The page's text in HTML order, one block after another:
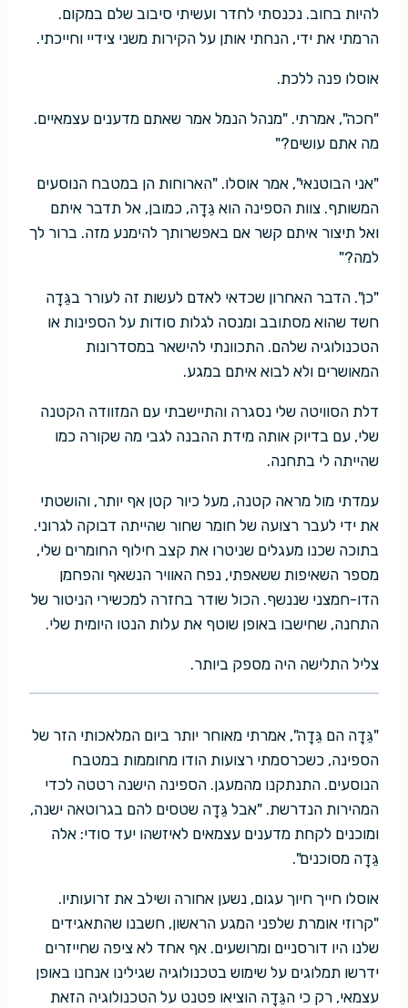
להיות בחוב. נכנסתי לחדר ועשיתי סיבוב שלם במקום.
הרמתי את ידי, הנחתי אותן על הקירות משני צידיי וחייכתי.
אוסלו פנה ללכת.
"חכה", אמרתי. "מנהל הנמל אמר שאתם מדענים עצמאיים.
מה אתם עושים?"
"אני הבוטנאי", אמר אוסלו. "הארוחות הן במטבח הנוסעים
המשותף. צוות הספינה הוא גֵּדָה, כמובן, אל תדבר איתם
ואל תיצור איתם קשר אם באפשרותך להימנע מזה. ברור לך
למה?"
"כן". הדבר האחרון שכדאי לאדם לעשות זה לעורר בגֵּדָה
חשד שהוא מסתובב ומנסה לגלות סודות על הספינות או
הטכנולוגיה שלהם. התכוונתי להישאר במסדרונות
המאושרים ולא לבוא איתם במגע.
דלת הסוויטה שלי נסגרה והתיישבתי עם המזוודה הקטנה
שלי, עם בדיוק אותה מידת ההבנה לגבי מה שקורה כמו
שהייתה לי בתחנה.
עמדתי מול מראה קטנה, מעל כיור קטן אף יותר, והושטתי
את ידי לעבר רצועה של חומר שחור שהייתה דבוקה לגרוני.
בתוכה שכנו מעגלים שניטרו את קצב חילוף החומרים שלי,
מספר השאיפות ששאפתי, נפח האוויר הנשאף והפחמן
הדו-חמצני שננשף. הכול שודר בחזרה למכשירי הניטור של
התחנה, שחישבו באופן שוטף את עלות הנטו היומית שלי.
צליל התלישה היה מספק ביותר.
"גֵּדָה הם גֵּדָה", אמרתי מאוחר יותר ביום המלאכותי הזר של
הספינה, כשכרסמתי רצועות הודו מחוממות במטבח
הנוסעים. התנתקנו מהמעגן. הספינה הישנה רטטה לכדי
המהירות הנדרשת. "אבל גֵּדָה שטסים להם בגרוטאה ישנה,
ומוכנים לקחת מדענים עצמאים לאיזשהו יעד סודי: אלה
גֵּדָה מסוכנים".
אוסלו חייך חיוך עגום, נשען אחורה ושילב את זרועותיו.
"קרוזי אומרת שלפני המגע הראשון, חשבנו שהתאגידים
שלנו היו דורסניים ומרושעים. אף אחד לא ציפה שחייזרים
ידרשו תמלוגים על שימוש בטכנולוגיה שגילינו אנחנו באופן
עצמאי, רק כי הגֵּדָה הוציאו פטנט על הטכנולוגיה הזאת